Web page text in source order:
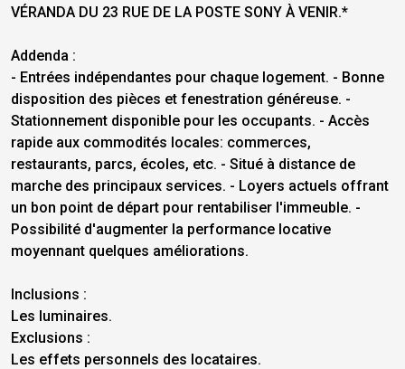
VÉRANDA DU 23 RUE DE LA POSTE SONY À VENIR.*
Addenda :
- Entrées indépendantes pour chaque logement. - Bonne
disposition des pièces et fenestration généreuse. -
Stationnement disponible pour les occupants. - Accès
rapide aux commodités locales: commerces,
restaurants, parcs, écoles, etc. - Situé à distance de
marche des principaux services. - Loyers actuels offrant
un bon point de départ pour rentabiliser l'immeuble. -
Possibilité d'augmenter la performance locative
moyennant quelques améliorations.
Inclusions :
Les luminaires.
Exclusions :
Les effets personnels des locataires.